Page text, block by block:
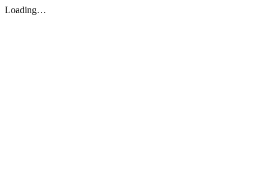
Loading…